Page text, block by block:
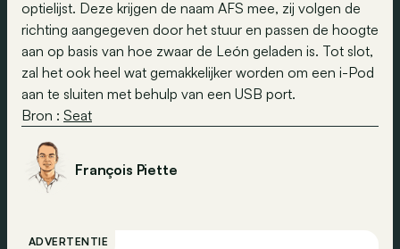
optielijst. Deze krijgen de naam AFS mee, zij volgen de
richting aangegeven door het stuur en passen de hoogte
aan op basis van hoe zwaar de León geladen is. Tot slot,
zal het ook heel wat gemakkelijker worden om een i-Pod
aan te sluiten met behulp van een USB port.
Bron : Seat
François Piette
ADVERTENTIE